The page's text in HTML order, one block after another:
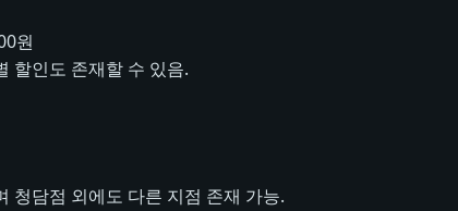
원
할인도 존재할 수 있음.
청담점 외에도 다른 지점 존재 가능.